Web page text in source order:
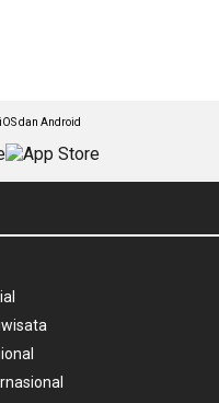
dan Android